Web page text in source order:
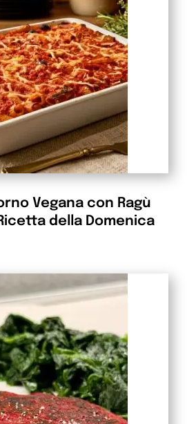
Vegana con Ragù
della Domenica